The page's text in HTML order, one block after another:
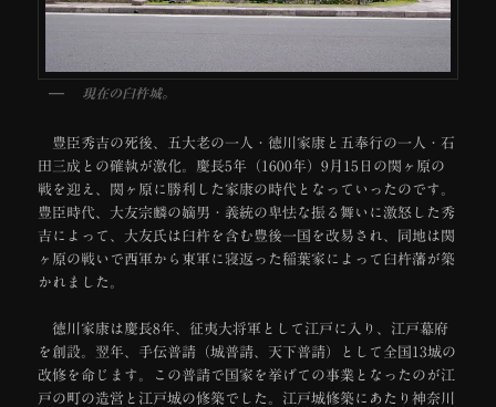
現在の臼杵城。
豊臣秀吉の死後、五大老の一人・徳川家康と五奉行の一人・石
田三成との確執が激化。慶長5年（1600年）9月15日の関ヶ原の
戦を迎え、関ヶ原に勝利した家康の時代となっていったのです。
豊臣時代、大友宗麟の嫡男・義統の卑怯な振る舞いに激怒した秀
吉によって、大友氏は臼杵を含む豊後一国を改易され、同地は関
ヶ原の戦いで西軍から東軍に寝返った稲葉家によって臼杵藩が築
かれました。
徳川家康は慶長8年、征夷大将軍として江戸に入り、江戸幕府
を創設。翌年、手伝普請（城普請、天下普請）として全国13城の
改修を命じます。この普請で国家を挙げての事業となったのが江
戸の町の造営と江戸城の修築でした。江戸城修築にあたり神奈川